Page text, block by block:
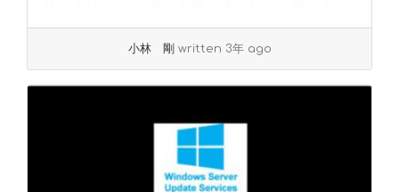
す。 前提条件... »read more
小林 剛 written 3年 ago